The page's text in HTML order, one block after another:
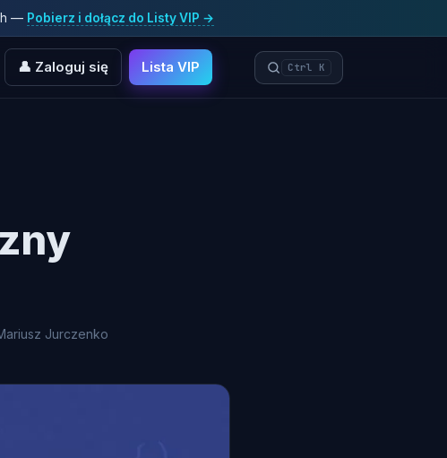
— Pobierz i dołącz do Listy VIP →
👤 Zaloguj się Lista VIP Ctrl K
Jurczenko